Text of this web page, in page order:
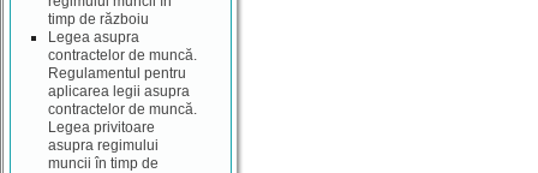
timp de războiu
Legea asupra
contractelor de muncă.
Regulamentul pentru
aplicarea legii asupra
contractelor de muncă.
Legea privitoare
asupra regimului
muncii în timp de